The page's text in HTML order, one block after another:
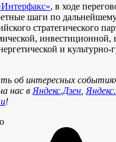
, в ходе
шаги по
стратегического
инвестиционной,
и культурно-
об интересных
нас в Яндекс.Дзен
!